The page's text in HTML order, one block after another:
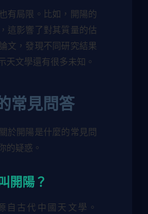
有局限。比如，開陽的
這影響了對其質量的估
文，發現不同研究結果
天文學還有很多未知。
常見問答
於開陽是什麼的常見問
的疑惑。
開陽？
自古代中國天文學。